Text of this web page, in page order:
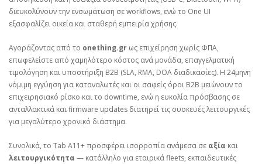
διευκολύνουν την ενσωμάτωση σε workflows, ενώ το One UI
εξασφαλίζει οικεία και σταθερή εμπειρία χρήσης.
Αγοράζοντας από το onething.gr ως επιχείρηση χωρίς ΦΠΑ,
επωφελείστε από χαμηλότερο κόστος ανά μονάδα, επαγγελματική
τιμολόγηση και υποστήριξη B2B (SLA, RMA, DOA διαδικασίες). Η 24μηνη
νόμιμη εγγύηση για καταναλωτές και οι σαφείς όροι B2B μειώνουν το
επιχειρησιακό ρίσκο και το downtime, ενώ η ευκολία πρόσβασης σε
ανταλλακτικά και firmware updates διατηρεί τις συσκευές λειτουργικές
για μεγαλύτερο χρονικό διάστημα.
Συνολικά, το Tab A11+ προσφέρει ισορροπία ανάμεσα σε αξία και
λειτουργικότητα — κατάλληλο για εταιρικά fleets, εκπαιδευτικές